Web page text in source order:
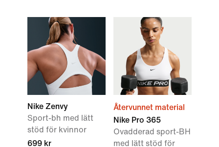
Nike Zenvy
Sport-bh med lätt
stöd för kvinnor
699 kr
Återvunnet material
Nike Pro 365
Ovadderad sport-BH
med lätt stöd för